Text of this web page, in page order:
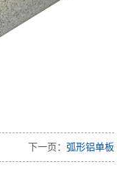
下一页： 弧形铝单板